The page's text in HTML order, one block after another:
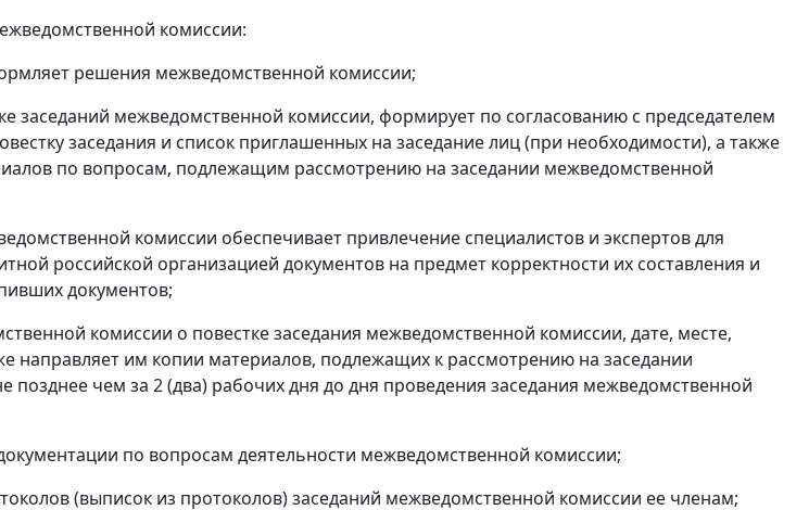
комиссии:
решения межведомственной комиссии;
заседаний межведомственной комиссии, формирует по согласованию с председателем
заседания и список приглашенных на заседание лиц (при необходимости), а также
по вопросам, подлежащим рассмотрению на заседании межведомственной
комиссии обеспечивает привлечение специалистов и экспертов для
российской организацией документов на предмет корректности их составления и
документов;
комиссии о повестке заседания межведомственной комиссии, дате, месте,
направляет им копии материалов, подлежащих к рассмотрению на заседании
позднее чем за 2 (два) рабочих дня до дня проведения заседания межведомственной
по вопросам деятельности межведомственной комиссии;
(выписок из протоколов) заседаний межведомственной комиссии ее членам;